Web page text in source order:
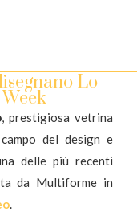
Lo
, prestigiosa vetrina
del design e
delle più recenti
da Multiforme in
.